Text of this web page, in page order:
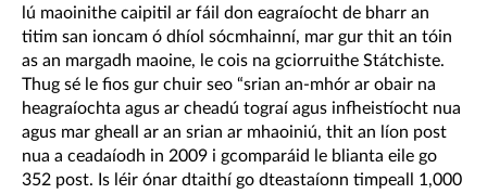
lú maoinithe caipitil ar fáil don eagraíocht de bharr an
titim san ioncam ó dhíol sócmhainní, mar gur thit an tóin
as an margadh maoine, le cois na gciorruithe Státchiste.
Thug sé le fios gur chuir seo “srian an-mhór ar obair na
heagraíochta agus ar cheadú tograí agus infheistíocht nua
agus mar gheall ar an srian ar mhaoiniú, thit an líon post
nua a ceadaíodh in 2009 i gcomparáid le blianta eile go
352 post. Is léir ónar dtaithí go dteastaíonn timpeall 1,000